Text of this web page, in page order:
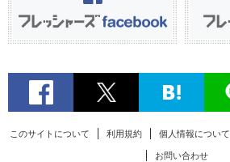
このサイトについて 利用規約 個人情報について
お問い合わせ